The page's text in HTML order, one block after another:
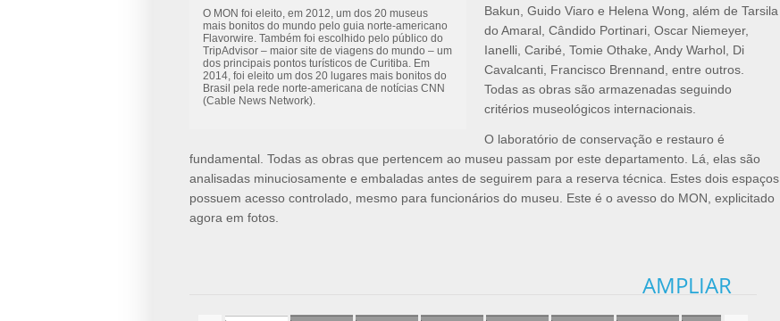
O MON foi eleito, em 2012, um dos 20 museus
mais bonitos do mundo pelo guia norte-americano
Flavorwire. Também foi escolhido pelo público do
TripAdvisor – maior site de viagens do mundo – um
dos principais pontos turísticos de Curitiba. Em
2014, foi eleito um dos 20 lugares mais bonitos do
Brasil pela rede norte-americana de notícias CNN
(Cable News Network).
Bakun, Guido Viaro e Helena Wong, além de Tarsila
do Amaral, Cândido Portinari, Oscar Niemeyer,
Ianelli, Caribé, Tomie Othake, Andy Warhol, Di
Cavalcanti, Francisco Brennand, entre outros.
Todas as obras são armazenadas seguindo
critérios museológicos internacionais.
O laboratório de conservação e restauro é
fundamental. Todas as obras que pertencem ao museu passam por este departamento. Lá, elas são
analisadas minuciosamente e embaladas antes de seguirem para a reserva técnica. Estes dois espaços
possuem acesso controlado, mesmo para funcionários do museu. Este é o avesso do MON, explicitado
agora em fotos.
AMPLIAR